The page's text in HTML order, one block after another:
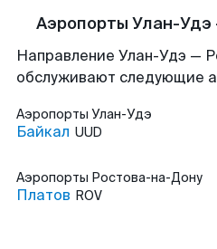
Аэропорты Улан-
Направление Улан-Удэ —
обслуживают следующие
Аэропорты Улан-Удэ
Байкал UUD
Аэропорты Ростова-на-Дону
Платов ROV